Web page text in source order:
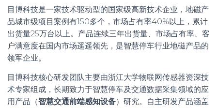
目博科技是一家技术驱动型的国家级高新技术企业，地磁产
品城市级项目案例有150多个，市场占有率40%以上，累计
出货量25万台以上。产品连续三年出货量、市场占有率、客
户满意度在国内市场遥遥领先，是智慧停车行业地磁产品的
领军企业。
目博科技核心研发团队主要由浙江大学物联网传感器资深技
术专家组成，长期致力于智慧停车及交通数据采集领域的应
用产品（智慧交通前端感知设备）研究。自主研发产品涵盖